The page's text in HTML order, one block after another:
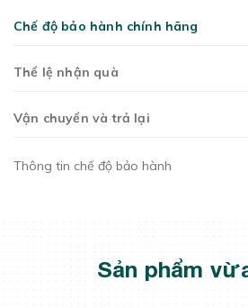
Chế độ bảo hành chính hãng
Thể lệ nhận quà
Vận chuyển và trả lại
Thông tin chế độ bảo hành
Sản phẩm